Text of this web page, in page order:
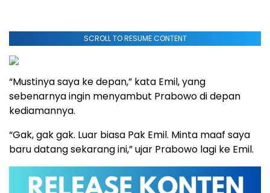
SCROLL TO RESUME CONTENT
“Mustinya saya ke depan,” kata Emil, yang
sebenarnya ingin menyambut Prabowo di depan
kediamannya.
“Gak, gak gak. Luar biasa Pak Emil. Minta maaf saya
baru datang sekarang ini,” ujar Prabowo lagi ke Emil.